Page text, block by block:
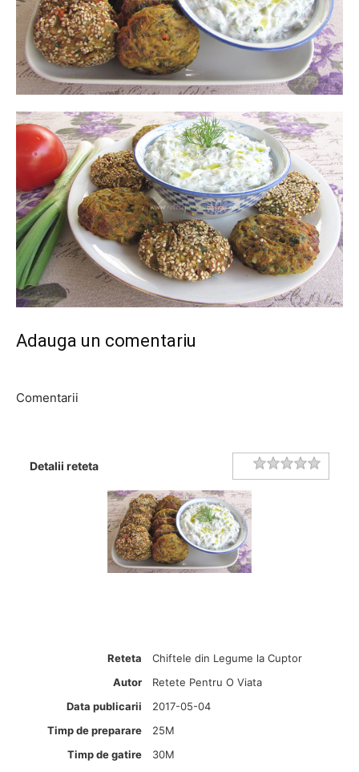
Adauga un comentariu
Comentarii
Detalii reteta Rating
Reteta
Chiftele din Legume la Cuptor
Autor
Retete Pentru O Viata
Data publicarii
2017-05-04
Timp de preparare
25M
Timp de gatire
30M